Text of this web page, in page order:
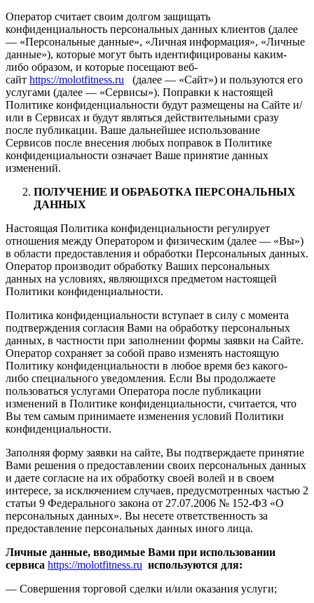
Оператор считает своим долгом защищать
конфиденциальность персональных данных клиентов (далее
— «Персональные данные», «Личная информация», «Личные
данные»), которые могут быть идентифицированы каким-
либо образом, и которые посещают веб-
сайт https://molotfitness.ru (далее — «Сайт») и пользуются его
услугами (далее — «Сервисы»). Поправки к настоящей
Политике конфиденциальности будут размещены на Сайте и/
или в Сервисах и будут являться действительными сразу
после публикации. Ваше дальнейшее использование
Сервисов после внесения любых поправок в Политике
конфиденциальности означает Ваше принятие данных
изменений.
ПОЛУЧЕНИЕ И ОБРАБОТКА ПЕРСОНАЛЬНЫХ
ДАННЫХ
Настоящая Политика конфиденциальности регулирует
отношения между Оператором и физическим (далее — «Вы»)
в области предоставления и обработки Персональных данных.
Оператор производит обработку Ваших персональных
данных на условиях, являющихся предметом настоящей
Политики конфиденциальности.
Политика конфиденциальности вступает в силу с момента
подтверждения согласия Вами на обработку персональных
данных, в частности при заполнении формы заявки на Сайте.
Оператор сохраняет за собой право изменять настоящую
Политику конфиденциальности в любое время без какого-
либо специального уведомления. Если Вы продолжаете
пользоваться услугами Оператора после публикации
изменений в Политике конфиденциальности, считается, что
Вы тем самым принимаете изменения условий Политики
конфиденциальности.
Заполняя форму заявки на сайте, Вы подтверждаете принятие
Вами решения о предоставлении своих персональных данных
и даете согласие на их обработку своей волей и в своем
интересе, за исключением случаев, предусмотренных частью 2
статьи 9 Федерального закона от 27.07.2006 № 152-ФЗ «О
персональных данных». Вы несете ответственность за
предоставление персональных данных иного лица.
Личные данные, вводимые Вами при использовании
сервиса https://molotfitness.ru используются для:
— Совершения торговой сделки и/или оказания услуги;